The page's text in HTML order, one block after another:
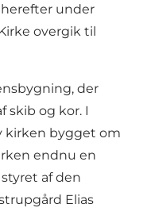
under
overgik til
der
skib og kor. I
kirken bygget om
endnu en
af den
Elias